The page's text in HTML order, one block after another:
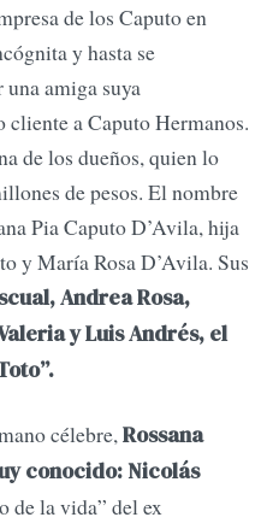
de los Caputo en
y hasta se
una amiga su­ya
cliente a Caputo Hermanos.
de los dueños, quien lo
de pesos. El nom­bre
Pia Caputo D’Avila, hija
y María Rosa D’Avila. Sus
Andrea Rosa,
y Luis Andrés, el
célebre,Rossana
conocido: Ni­colás
de la vida” del ex